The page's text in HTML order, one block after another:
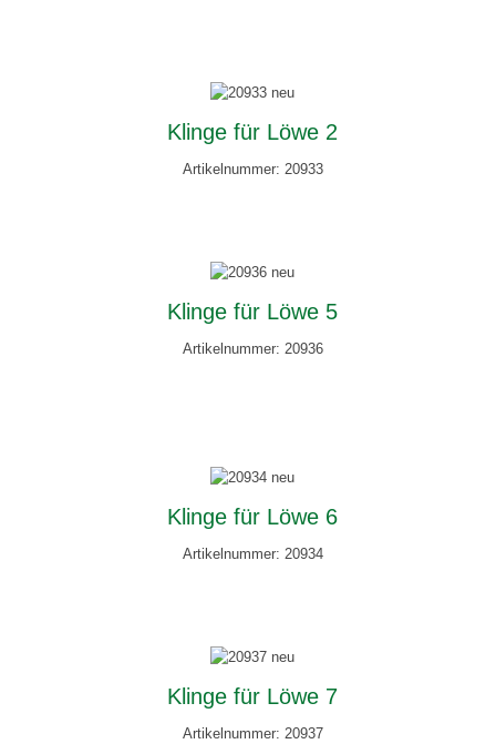
Klinge für Löwe 2
Artikelnummer: 20933
Klinge für Löwe 5
Artikelnummer: 20936
Klinge für Löwe 6
Artikelnummer: 20934
Klinge für Löwe 7
Artikelnummer: 20937